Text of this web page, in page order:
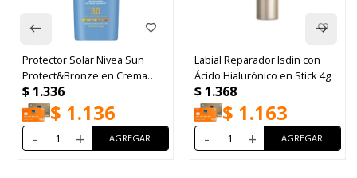
Protector Solar Nivea Sun
Protect&Bronze en Crema
FPS30 200ml
$ 1.336
$ 1.136
- +
Labial Reparador Isdin con
Ácido Hialurónico en Stick 4g
$ 1.368
$ 1.163
- +